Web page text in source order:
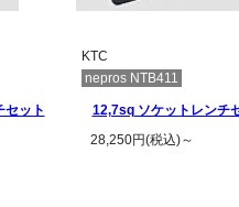
セット
KTC
nepros NTB411
12,7sq ソケットレンチ
28,250円(税込)～